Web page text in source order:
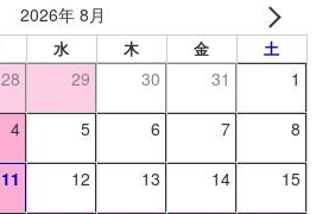
2026年 8月
水 木 金 土
28 29 30 31 1
4 5 6 7 8
11 12 13 14 15